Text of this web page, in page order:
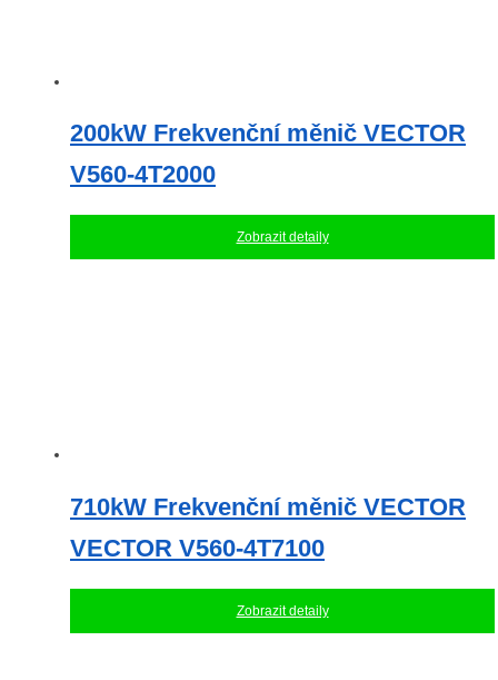
200kW Frekvenční měnič VECTOR
V560-4T2000
Zobrazit detaily
710kW Frekvenční měnič VECTOR
VECTOR V560-4T7100
Zobrazit detaily